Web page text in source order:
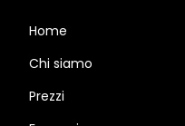
Home
Chi siamo
Prezzi